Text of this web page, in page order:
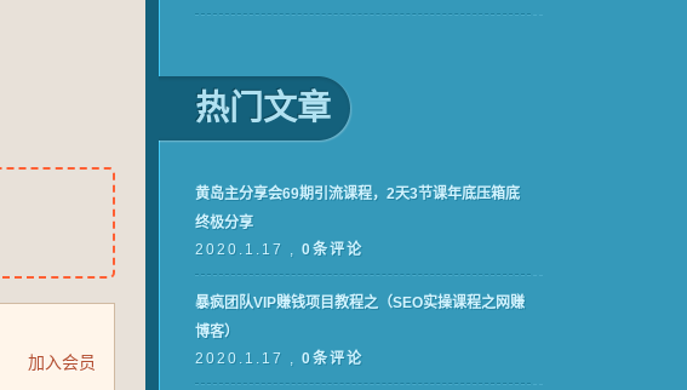
加入会员
热门文章
黄岛主分享会69期引流课程，2天3节课年底压箱底
终极分享
2020.1.17 , 0条评论
暴疯团队VIP赚钱项目教程之（SEO实操课程之网赚
博客）
2020.1.17 , 0条评论